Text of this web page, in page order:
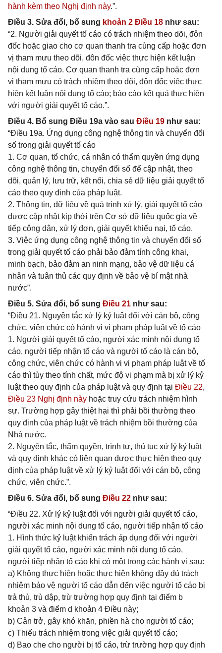
hành kèm theo Nghị định này.”.
Điều 3. Sửa đổi, bổ sung khoản 2 Điều 18 như sau:
“2. Người giải quyết tố cáo có trách nhiệm theo dõi, đôn
đốc hoặc giao cho cơ quan thanh tra cùng cấp hoặc đơn
vị tham mưu theo dõi, đôn đốc việc thực hiện kết luận
nội dung tố cáo. Cơ quan thanh tra cùng cấp hoặc đơn
vị tham mưu có trách nhiệm theo dõi, đôn đốc việc thực
hiện kết luận nội dung tố cáo; báo cáo kết quả thực hiện
với người giải quyết tố cáo.”.
Điều 4. Bổ sung Điều 19a vào sau Điều 19 như sau:
“Điều 19a. Ứng dụng công nghệ thông tin và chuyển đổi
số trong giải quyết tố cáo
1. Cơ quan, tổ chức, cá nhân có thẩm quyền ứng dụng
công nghệ thông tin, chuyển đổi số để cập nhật, theo
dõi, quản lý, lưu trữ, kết nối, chia sẻ dữ liệu giải quyết tố
cáo theo quy định của pháp luật.
2. Thông tin, dữ liệu về quá trình xử lý, giải quyết tố cáo
được cập nhật kịp thời trên Cơ sở dữ liệu quốc gia về
tiếp công dân, xử lý đơn, giải quyết khiếu nại, tố cáo.
3. Việc ứng dụng công nghệ thông tin và chuyển đổi số
trong giải quyết tố cáo phải bảo đảm tính công khai,
minh bạch, bảo đảm an ninh mạng, bảo vệ dữ liệu cá
nhân và tuân thủ các quy định về bảo vệ bí mật nhà
nước”.
Điều 5. Sửa đổi, bổ sung Điều 21 như sau:
“Điều 21. Nguyên tắc xử lý kỷ luật đối với cán bộ, công
chức, viên chức có hành vi vi phạm pháp luật về tố cáo
1. Người giải quyết tố cáo, người xác minh nội dung tố
cáo, người tiếp nhận tố cáo và người tố cáo là cán bộ,
công chức, viên chức có hành vi vi phạm pháp luật về tố
cáo thì tùy theo tính chất, mức độ vi phạm mà bị xử lý kỷ
luật theo quy định của pháp luật và quy định tại Điều 22,
Điều 23 Nghị định này hoặc truy cứu trách nhiệm hình
sự. Trường hợp gây thiệt hại thì phải bồi thường theo
quy định của pháp luật về trách nhiệm bồi thường của
Nhà nước.
2. Nguyên tắc, thẩm quyền, trình tự, thủ tục xử lý kỷ luật
và quy định khác có liên quan được thực hiện theo quy
định của pháp luật về xử lý kỷ luật đối với cán bộ, công
chức, viên chức.”.
Điều 6. Sửa đổi, bổ sung Điều 22 như sau:
“Điều 22. Xử lý kỷ luật đối với người giải quyết tố cáo,
người xác minh nội dung tố cáo, người tiếp nhận tố cáo
1. Hình thức kỷ luật khiển trách áp dụng đối với người
giải quyết tố cáo, người xác minh nội dung tố cáo,
người tiếp nhận tố cáo khi có một trong các hành vi sau:
a) Không thực hiện hoặc thực hiện không đầy đủ trách
nhiệm bảo vệ người tố cáo dẫn đến việc người tố cáo bị
trả thù, trù dập, trừ trường hợp quy định tại điểm b
khoản 3 và điểm d khoản 4 Điều này;
b) Cản trở, gây khó khăn, phiền hà cho người tố cáo;
c) Thiếu trách nhiệm trong việc giải quyết tố cáo;
d) Bao che cho người bị tố cáo, trừ trường hợp quy định